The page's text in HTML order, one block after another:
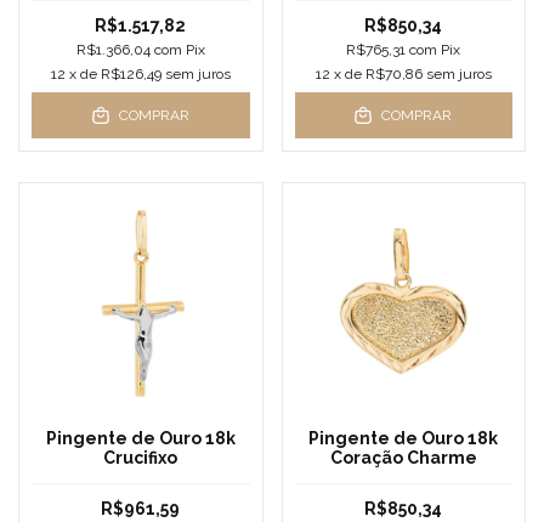
R$1.517,82
R$1.366,04 com Pix
12 x de R$126,49 sem juros
COMPRAR
R$850,34
R$765,31com Pix
12 x de R$70,86 sem juros
COMPRAR
Pingente de Ouro 18k
Crucifixo
R$961,59
Pingente de Ouro 18k
Coração Charme
R$850,34